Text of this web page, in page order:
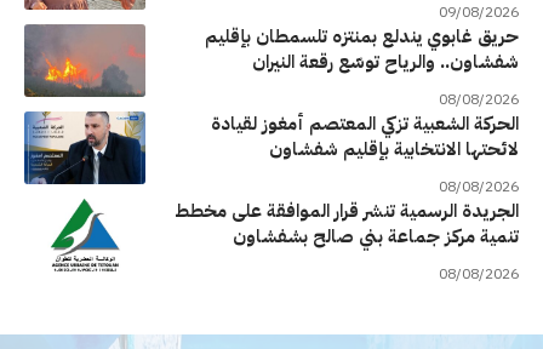
09/08/2026
حريق غابوي يندلع بمنتزه تلسمطان بإقليم
شفشاون.. والرياح توسّع رقعة النيران
08/08/2026
الحركة الشعبية تزكي المعتصم أمغوز لقيادة
لائحتها الانتخابية بإقليم شفشاون
08/08/2026
الجريدة الرسمية تنشر قرار الموافقة على مخطط
تنمية مركز جماعة بني صالح بشفشاون
08/08/2026